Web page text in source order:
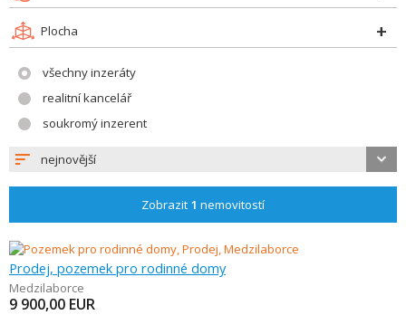
Plocha
všechny inzeráty
realitní kancelář
soukromý inzerent
nejnovější
Zobrazit 1 nemovitostí
Prodej, pozemek pro rodinné domy
Medzilaborce
9 900,00 EUR